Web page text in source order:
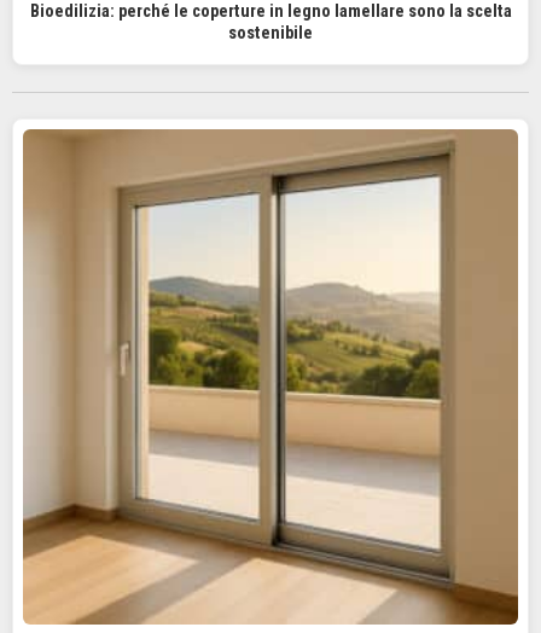
Bioedilizia: perché le coperture in legno lamellare sono la scelta
sostenibile